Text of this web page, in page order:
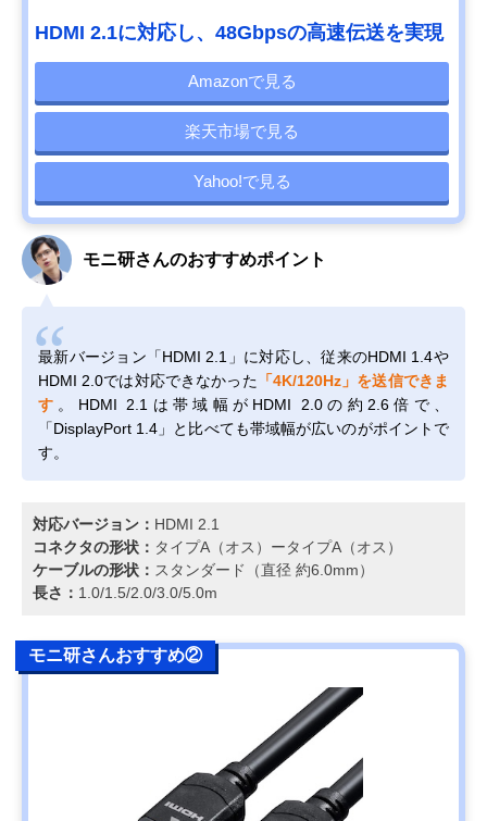
HDMI 2.1に対応し、48Gbpsの高速伝送を実現
Amazonで見る
楽天市場で見る
Yahoo!で見る
モニ研さんのおすすめポイント
最新バージョン「HDMI 2.1」に対応し、従来のHDMI 1.4や
HDMI 2.0では対応できなかった 「4K/120Hz」を送信できま
す 。HDMI 2.1は帯域幅がHDMI 2.0の約2.6倍で、
「DisplayPort 1.4」と比べても帯域幅が広いのがポイントで
す。
対応バージョン： HDMI 2.1
コネクタの形状： タイプA（オス）ータイプA（オス）
ケーブルの形状： スタンダード（直径 約6.0mm）
長さ： 1.0/1.5/2.0/3.0/5.0m
モニ研さんおすすめ②